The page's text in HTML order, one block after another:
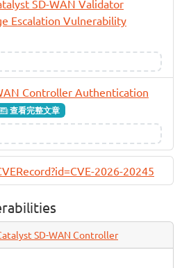
SD-WAN Validator
Escalation Vulnerability
Controller Authentication
查看完整文章
2026-20245
SD-WAN Controller